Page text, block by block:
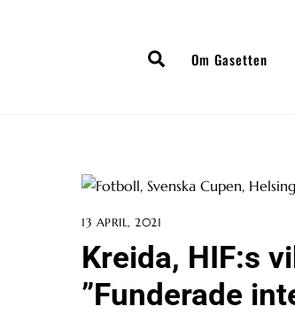
SearchOm Gasetten
13 APRIL, 2021
Kreida, HIF:s
”Funderade